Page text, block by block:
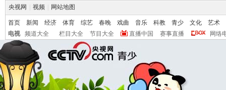
央视网 视频 网站地图
首页 新闻 经济 体育 综艺 春晚 戏曲 音乐 科教 青少 文化
艺术
电视
频道大全 栏目大全 节目大全 直播中国 赛事直播 网络